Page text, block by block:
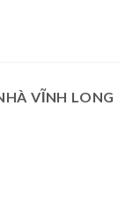
VĨNH LONG